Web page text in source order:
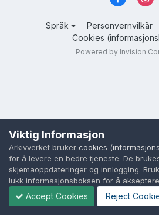
Språk Personvernvilkår
Cookies
Powered by Invision
Viktig Informasjon
Arkivverket bruker cookies
for å levere en bedre tjeneste. De
skjemaoppdateringer og innlogging.
lukk informasjonsboksen for å
Accept Cookies Reject